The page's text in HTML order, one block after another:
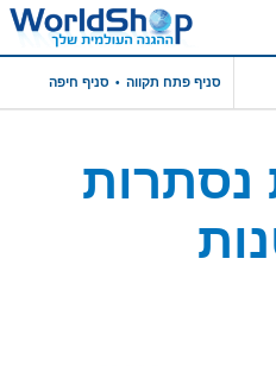
סניף פתח תקווה סניף חיפה
נסתרות